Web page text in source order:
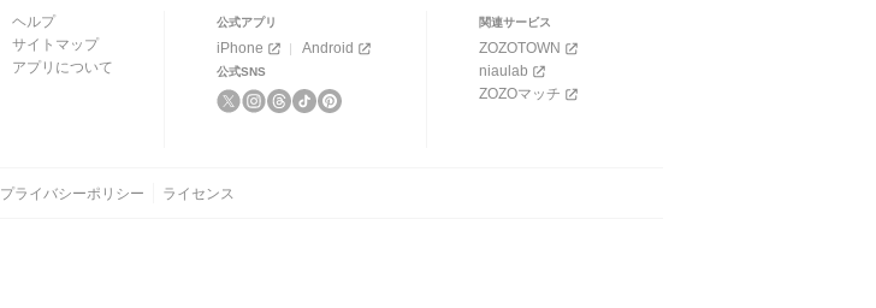
ヘルプ
サイトマップ
アプリについて
公式アプリ
iPhone Android
公式SNS
関連サービス
ZOZOTOWN
niaulab
ZOZOマッチ
プライバシーポリシー ライセンス